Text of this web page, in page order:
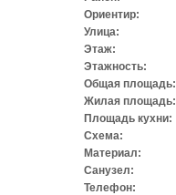
Ориентир:
Улица:
Этаж:
Этажность:
Общая площадь:
Жилая площадь:
Площадь кухни:
Схема:
Материал:
Санузел:
Телефон: